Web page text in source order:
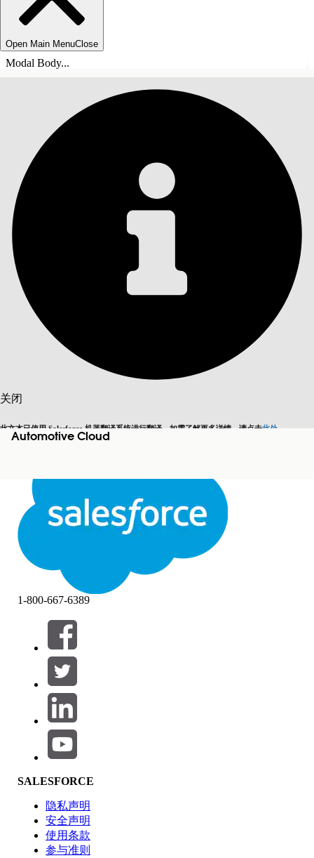
Open Main MenuClose
Modal Body...
关闭
此文本已使用 Salesforce 机器翻译系统进行翻译。如需了解更多详情，请点击此处
切换为英语 而非现在
关闭关闭
Automotive Cloud
目录
筛选器 (0)
选择筛选器
产品区域
功能影响
1-800-667-6389
SALESFORCE
隐私声明
安全声明
使用条款
参与准则